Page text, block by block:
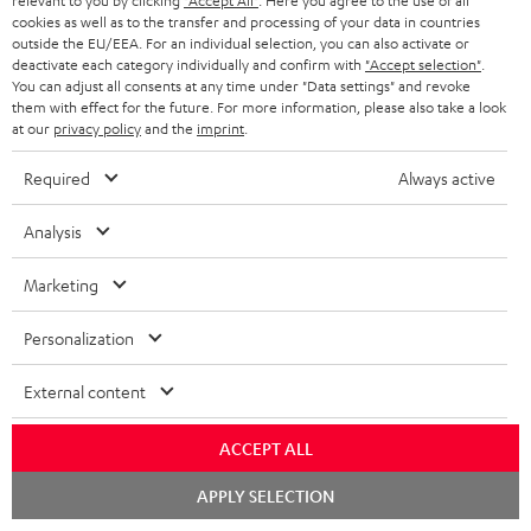
l
e
t
t
r
a
n
m
e
d
g
EMAIL
WIDGET
Kategorien
HEIMKINO
HEIMKINO-KOMPLETTANLAGEN
Unternehmen
SUPPORT
cookies as well as to the transfer and processing of your data in countries
outside the EU/EEA. For an individual selection, you can also activate or
deactivate each category individually and confirm with "Accept selection"
You can adjust all consents at any time under "Data settings" and revoke
them with effect for the future. For more information, please also take a look
at our privacy policyand the imprint
Required Always active
Analysis
Marketing
Personalization
External content
ACCEPT ALL
APPLY SELECTION